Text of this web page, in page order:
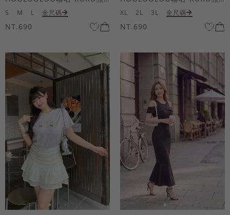
S M L 全尺碼
NT.690
XL 2L 3L 全尺碼
NT.690